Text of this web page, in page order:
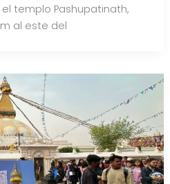
templo Pashupatinath,
al este del